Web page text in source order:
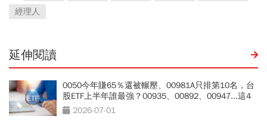
經理人
延伸閱讀
0050今年賺65％還被輾壓、00981A只排第10名，台
股ETF上半年誰最強？00935、00892、00947...這4
檔翻倍賺
2026-07-01